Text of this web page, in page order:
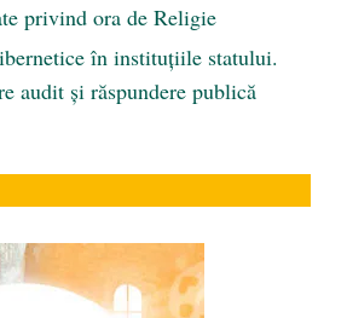
privind ora de Religie
în instituțiile statului.
audit și răspundere publică